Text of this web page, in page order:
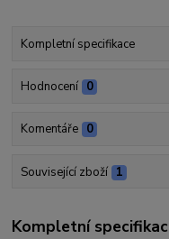
Kompletní specifikace
Hodnocení 0
Komentáře 0
Související zboží 1
Kompletní